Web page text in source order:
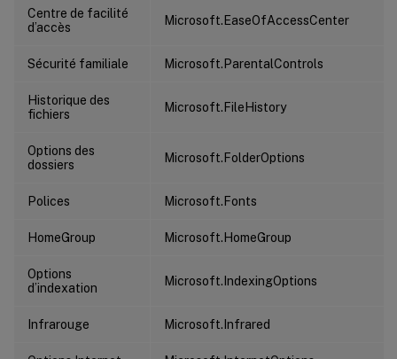
Centre de facilité
d’accès
Microsoft.EaseOfAccessCenter
Sécurité familiale Microsoft.ParentalControls
Historique des
fichiers
Microsoft.FileHistory
Options des
dossiers
Microsoft.FolderOptions
Polices Microsoft.Fonts
HomeGroup Microsoft.HomeGroup
Options
d’indexation
Microsoft.IndexingOptions
Infrarouge Microsoft.Infrared